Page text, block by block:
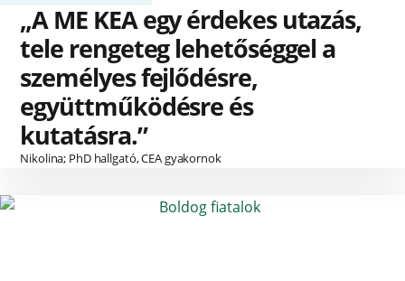
„A ME KEA egy érdekes utazás,
tele rengeteg lehetőséggel a
személyes fejlődésre,
együttműködésre és
kutatásra.”
Nikolina; PhD hallgató, CEA gyakornok